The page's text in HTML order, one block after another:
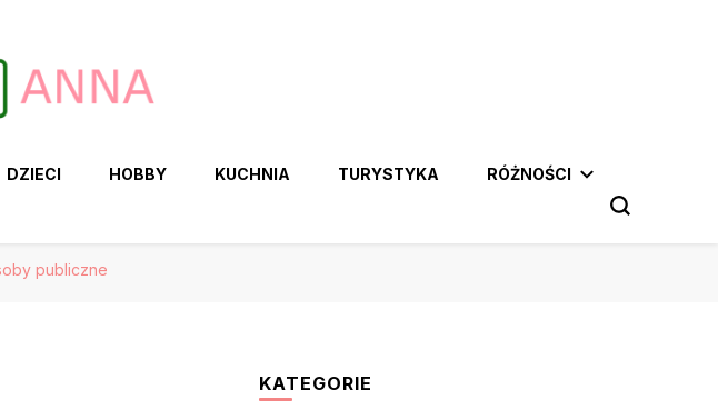
DZIECI HOBBY KUCHNIA TURYSTYKA RÓŻNOŚCI
publiczne
KATEGORIE